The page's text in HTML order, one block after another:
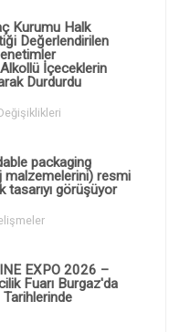
Kurumu Halk
Değerlendirilen
İçeceklerin
Durdurdu
packaging
malzemelerini) resmi
tasarıyı görüşüyor
EXPO 2026 –
Fuarı Burgaz'da